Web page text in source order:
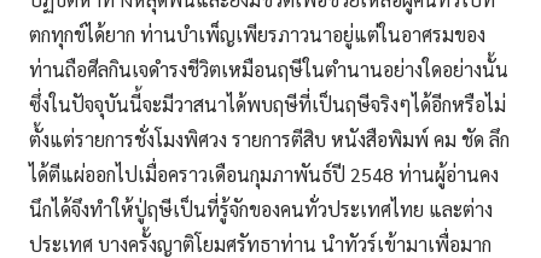
ตกทุกข์ได้ยาก ท่านบำเพ็ญเพียรภาวนาอยู่แต่ในอาศรมของ
ท่านถือศีลกินเจดำรงชีวิตเหมือนฤษีในตำนานอย่างใดอย่างนั้น
ซึ่งในปัจจุบันนี้จะมีวาสนาได้พบฤษีที่เป็นฤษีจริงๆได้อีกหรือไม่
ตั้งแต่รายการชั่งโมงพิศวง รายการตีสิบ หนังสือพิมพ์ คม ชัด ลึก
ได้ตีแผ่ออกไปเมื่อคราวเดือนกุมภาพันธ์ปี 2548 ท่านผู้อ่านคง
นึกได้จึงทำให้ปู่ฤษีเป็นที่รู้จักของคนทั่วประเทศไทย และต่าง
ประเทศ บางครั้งญาติโยมศรัทธาท่าน นำทัวร์เข้ามาเพื่อมาก